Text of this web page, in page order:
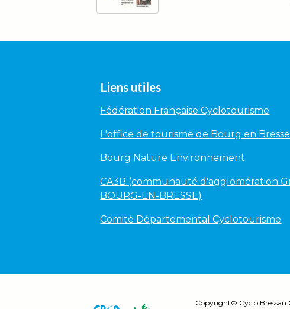
Liens utiles
Fédération Française Cyclotourisme
L'office de tourisme de Bourg en
Bourg Nature Environnement
CA3B (communauté d'agglomération
BOURG-EN-BRESSE)
Comité Départemental Cyclotourisme
Copyright© Cyclo